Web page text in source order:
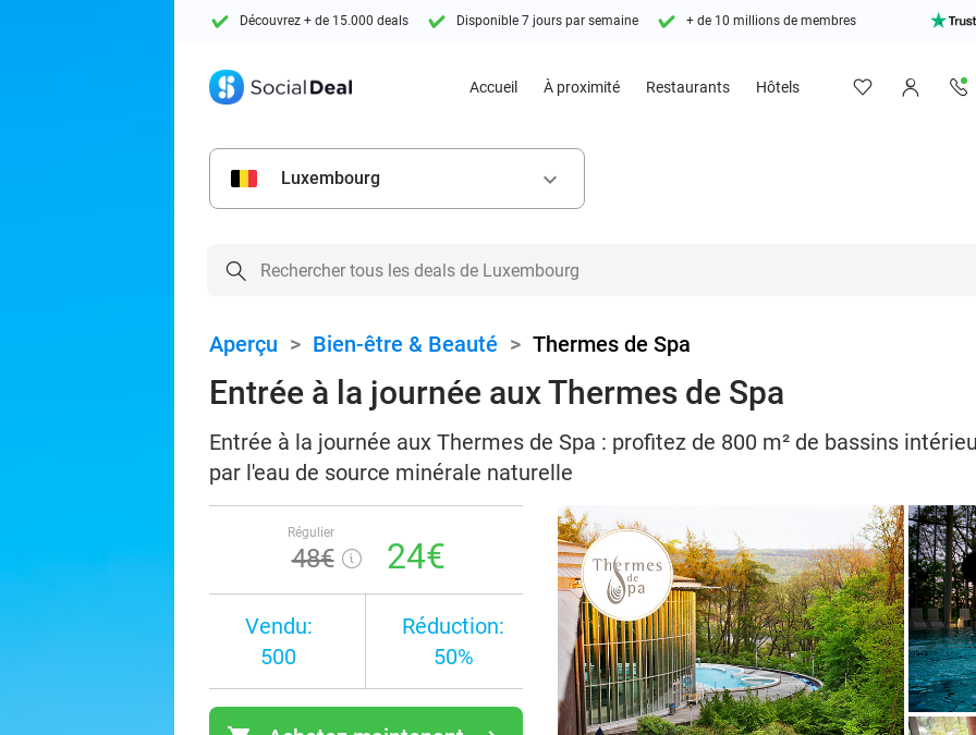
Découvrez + de 15.000 deals Disponible 7 jours par semaine + de 10 millions de membres
Accueil À proximité Restaurants Hôtels
Luxembourg keyboard_arrow_down
Aperçu > Bien-être & Beauté > Thermes de Spa
Entrée à la journée aux Thermes de Spa
Entrée à la journée aux Thermes de Spa : profitez de 800 m² de bassins
par l'eau de source minérale naturelle
Régulier
48€ 24€
Vendu:
500
Réduction:
50%